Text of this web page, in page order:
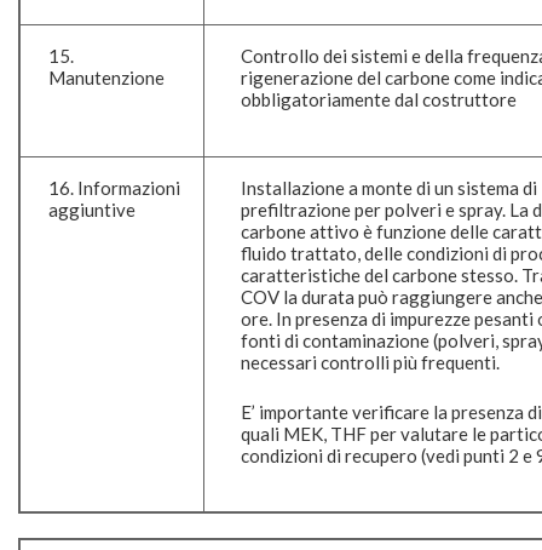
15.
Manutenzione
Controllo dei sistemi e della
rigenerazione del carbone come
obbligatoriamente dal costruttore
16. Informazioni
aggiuntive
Installazione a monte di un sistema di
prefiltrazione per polveri e spray. La
carbone attivo è funzione delle
fluido trattato, delle condizioni di
caratteristiche del carbone stesso.
COV la durata può raggiungere
ore. In presenza di impurezze pesanti
fonti di contaminazione (polveri,
necessari controlli più frequenti.
E’ importante verificare la presenza
quali MEK, THF per valutare le
condizioni di recupero (vedi punti 2 e